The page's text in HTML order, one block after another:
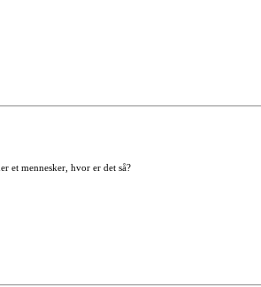
et mennesker, hvor er det så?